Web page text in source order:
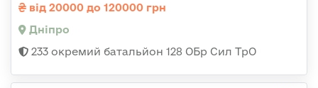
від 20000 до 120000 грн
Дніпро
233 окремий батальйон 128 ОБр Сил ТрО